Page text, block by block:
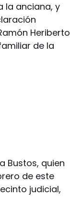
la anciana, y
Heriberto
de la
Bustos, quien
de este
judicial,